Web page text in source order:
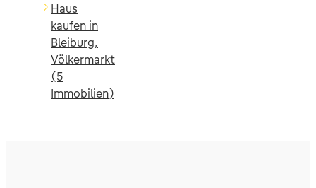
Haus
kaufen in
Bleiburg,
Völkermarkt
(5
Immobilien)